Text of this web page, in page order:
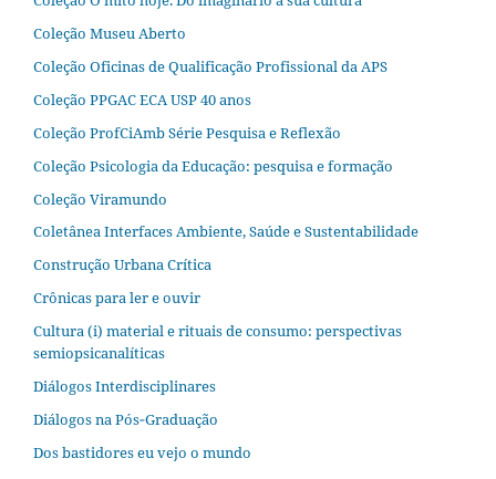
Coleção Museu Aberto
Coleção Oficinas de Qualificação Profissional da APS
Coleção PPGAC ECA USP 40 anos
Coleção ProfCiAmb Série Pesquisa e Reflexão
Coleção Psicologia da Educação: pesquisa e formação
Coleção Viramundo
Coletânea Interfaces Ambiente, Saúde e Sustentabilidade
Construção Urbana Crítica
Crônicas para ler e ouvir
Cultura (i) material e rituais de consumo: perspectivas
semiopsicanalíticas
Diálogos Interdisciplinares
Diálogos na Pós‐Graduação
Dos bastidores eu vejo o mundo